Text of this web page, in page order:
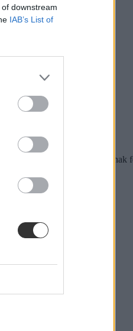
downstream
IAB’s List of
Az önköltséges